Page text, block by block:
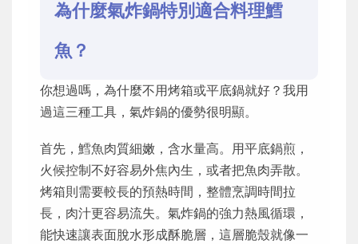
為什麼氣炸鍋特別適合料理鱈
魚？
你想過嗎，為什麼不用烤箱或平底鍋就好？我用
過這三種工具，氣炸鍋的優勢很明顯。
首先，鱈魚肉質細嫩，含水量高。用平底鍋煎，
火候控制不好容易外焦內生，或者把魚肉弄散。
烤箱則需要較長的預熱時間，整體烹調時間拉
長，肉汁更容易流失。氣炸鍋的強力熱風循環，
能快速讓表面脫水形成酥脆層，這層脆殼就像一